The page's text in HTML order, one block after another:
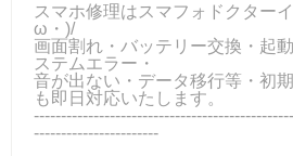
スマホ修理はスマフォドクター
ω・)/
画面割れ・バッテリー交換・起
ステムエラー・
音が出ない・データ移行等・初
も即日対応いたします。
-----------------------